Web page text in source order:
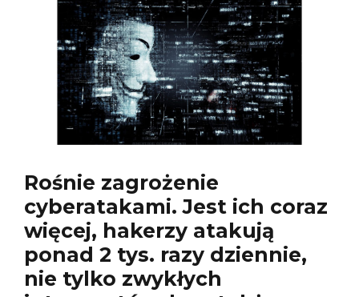
Rośnie zagrożenie
cyberatakami. Jest ich coraz
więcej, hakerzy atakują
ponad 2 tys. razy dziennie,
nie tylko zwykłych